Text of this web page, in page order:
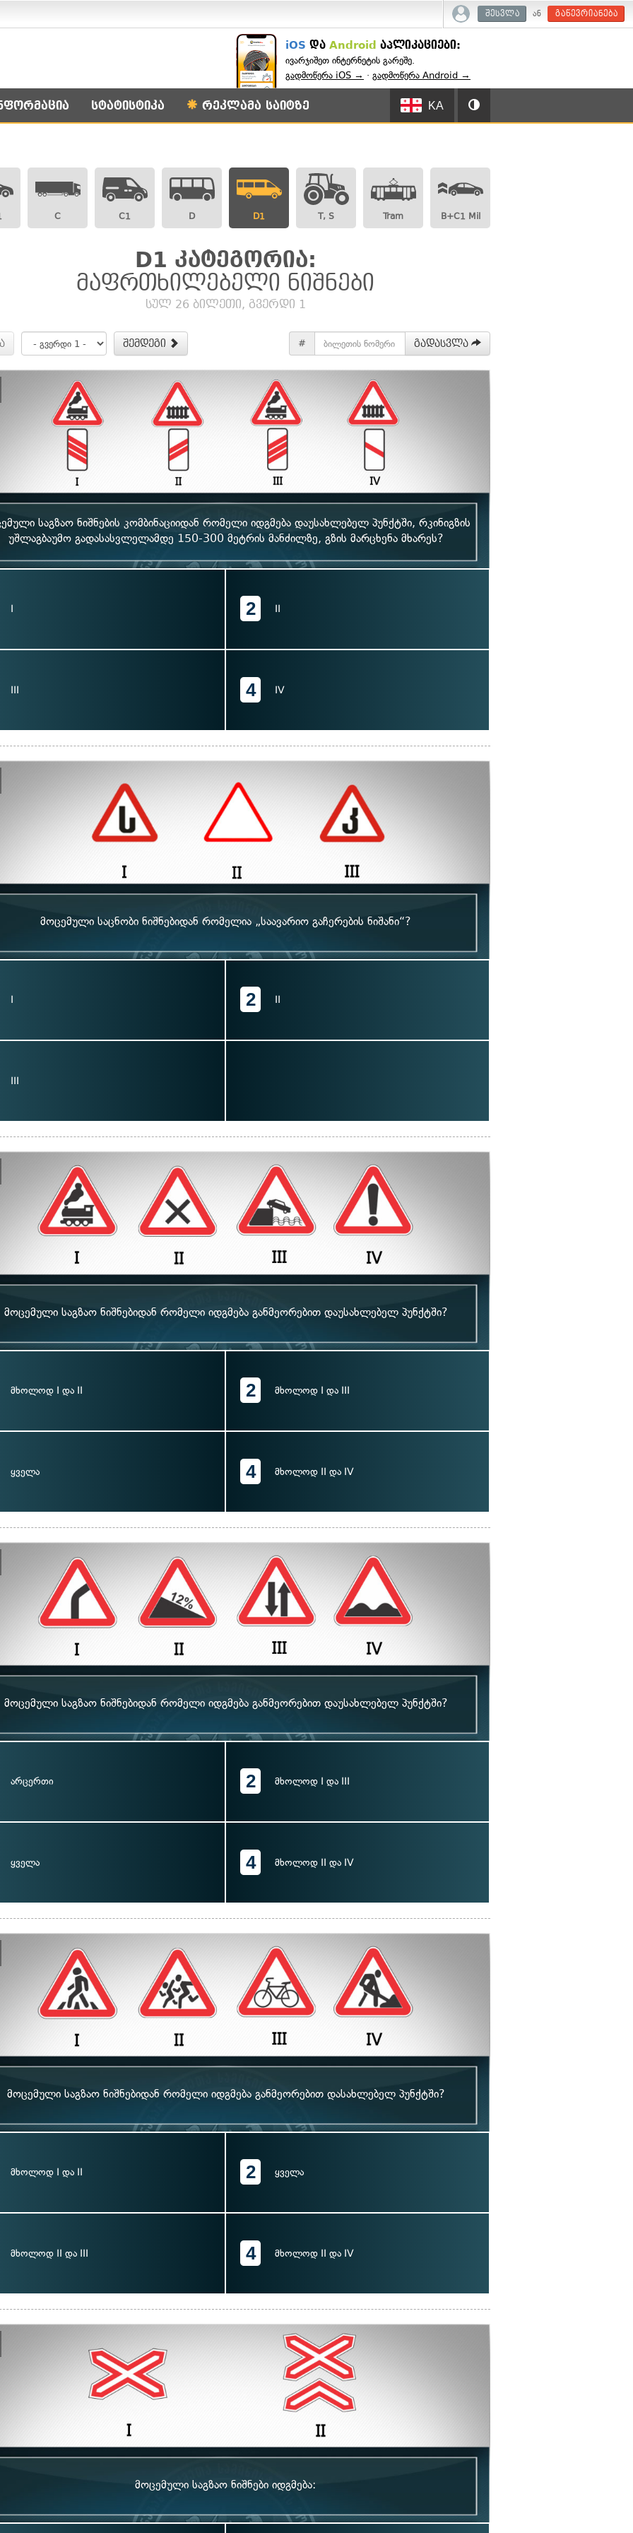
შესვლა ან გაწევრიანება
iOS და Android აპლიკაციები:
ივარჯიშეთ ინტერნეტის გარეშე.
გადმოწერა iOS → · გადმოწერა Android →
სტატისტიკა რეკლამა საიტზე KA
C C1 D D1 T, S Tram B+C1 Mil
D1 კატეგორია:
მაფრთხილებელი ნიშნები
სულ 26 ბილეთი, გვერდი 1
შემდეგი # გადასვლა
საგზაო ნიშნების კომბინაციიდან რომელი იდგმება დაუსახლებელ პუნქტში, რკინიგზის
უშლაგბაუმო გადასასვლელამდე 150-300 მეტრის მანძილზე, გზის მარცხენა მხარეს?
I 2 II
III 4 IV
მოცემული საცნობი ნიშნებიდან რომელია „საავარიო გაჩერების ნიშანი“?
I 2 II
III
მოცემული საგზაო ნიშნებიდან რომელი იდგმება განმეორებით დაუსახლებელ პუნქტში?
მხოლოდ I და II 2 მხოლოდ I და III
ყველა 4 მხოლოდ II და IV
მოცემული საგზაო ნიშნებიდან რომელი იდგმება განმეორებით დაუსახლებელ პუნქტში?
არცერთი 2 მხოლოდ I და III
ყველა 4 მხოლოდ II და IV
მოცემული საგზაო ნიშნებიდან რომელი იდგმება განმეორებით დასახლებელ პუნქტში?
მხოლოდ I და II 2 ყველა
მხოლოდ II და III 4 მხოლოდ II და IV
მოცემული საგზაო ნიშნები იდგმება: